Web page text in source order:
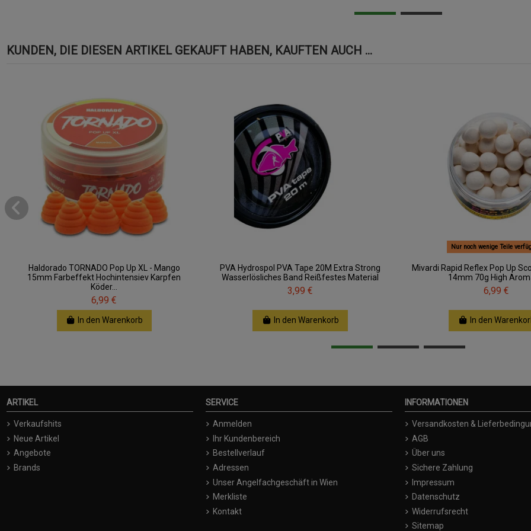
KUNDEN, DIE DIESEN ARTIKEL GEKAUFT HABEN, KAUFTEN AUCH ...
Haldorado TORNADO Pop Up XL - Mango
15mm Farbeffekt Hochintensiev Karpfen
Köder...
6,99 €
In den Warenkorb
PVA Hydrospol PVA Tape 20M Extra Strong
Wasserlösliches Band Reißfestes Material
3,99 €
In den Warenkorb
Nur noch wenige Teile
Mivardi Rapid Reflex Pop Up
14mm 70g High
6,99 €
In den
ARTIKEL
Verkaufshits
Neue Artikel
Angebote
Brands
SERVICE
Anmelden
Ihr Kundenbereich
Bestellverlauf
Adressen
Unser Angelfachgeschäft in Wien
Merkliste
Kontakt
INFORMATIONEN
Versandkosten &
AGB
Über uns
Sichere Zahlung
Impressum
Datenschutz
Widerrufsrecht
Sitemap